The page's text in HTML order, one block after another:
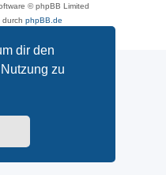
dir den
zu
© phpBB Limited
durch phpBB.de